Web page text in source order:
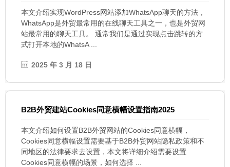
本文介绍实现WordPress网站添加WhatsApp聊天的方法，
WhatsApp是外贸最常用的在线聊天工具之一，也是外贸网
站最常用的聊天工具。 通常我们是通过实现点击跳转的方
式打开本地的WhatsA ...
2025 年 3 月 18 日
B2B外贸建站Cookies同意横幅设置指南2025
本文介绍如何设置B2B外贸网站的Cookies同意横幅，
Cookies同意横幅设置需要基于B2B外贸网站隐私政策和不
同地区的法律要求去设置，本文将详细介绍需要设置
Cookies同意横幅的场景，如何选择 ...